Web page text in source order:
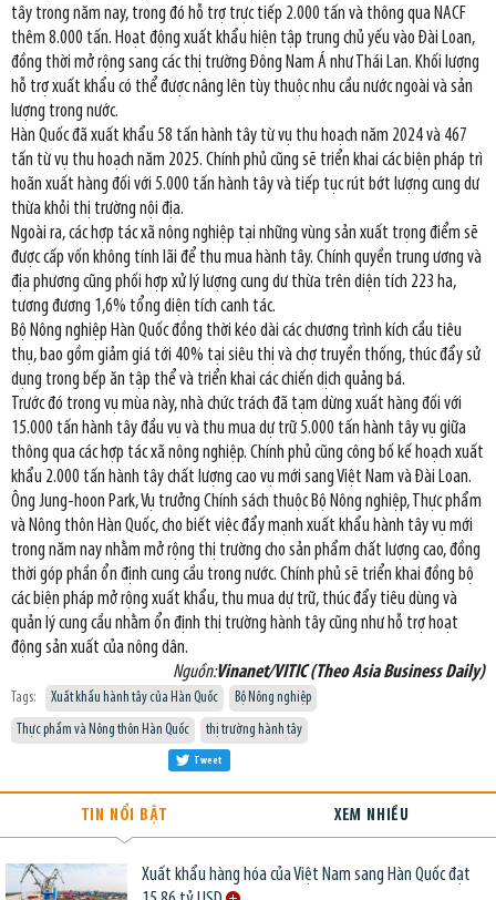
tây trong năm nay, trong đó hỗ trợ trực tiếp 2.000 tấn và thông qua NACF
thêm 8.000 tấn. Hoạt động xuất khẩu hiện tập trung chủ yếu vào Đài Loan,
đồng thời mở rộng sang các thị trường Đông Nam Á như Thái Lan. Khối lượng
hỗ trợ xuất khẩu có thể được nâng lên tùy thuộc nhu cầu nước ngoài và sản
lượng trong nước.
Hàn Quốc đã xuất khẩu 58 tấn hành tây từ vụ thu hoạch năm 2024 và 467
tấn từ vụ thu hoạch năm 2025. Chính phủ cũng sẽ triển khai các biện pháp trì
hoãn xuất hàng đối với 5.000 tấn hành tây và tiếp tục rút bớt lượng cung dư
thừa khỏi thị trường nội địa.
Ngoài ra, các hợp tác xã nông nghiệp tại những vùng sản xuất trọng điểm sẽ
được cấp vốn không tính lãi để thu mua hành tây. Chính quyền trung ương và
địa phương cũng phối hợp xử lý lượng cung dư thừa trên diện tích 223 ha,
tương đương 1,6% tổng diện tích canh tác.
Bộ Nông nghiệp Hàn Quốc đồng thời kéo dài các chương trình kích cầu tiêu
thụ, bao gồm giảm giá tới 40% tại siêu thị và chợ truyền thống, thúc đẩy sử
dụng trong bếp ăn tập thể và triển khai các chiến dịch quảng bá.
Trước đó trong vụ mùa này, nhà chức trách đã tạm dừng xuất hàng đối với
15.000 tấn hành tây đầu vụ và thu mua dự trữ 5.000 tấn hành tây vụ giữa
thông qua các hợp tác xã nông nghiệp. Chính phủ cũng công bố kế hoạch xuất
khẩu 2.000 tấn hành tây chất lượng cao vụ mới sang Việt Nam và Đài Loan.
Ông Jung-hoon Park, Vụ trưởng Chính sách thuộc Bộ Nông nghiệp, Thực phẩm
và Nông thôn Hàn Quốc, cho biết việc đẩy mạnh xuất khẩu hành tây vụ mới
trong năm nay nhằm mở rộng thị trường cho sản phẩm chất lượng cao, đồng
thời góp phần ổn định cung cầu trong nước. Chính phủ sẽ triển khai đồng bộ
các biện pháp mở rộng xuất khẩu, thu mua dự trữ, thúc đẩy tiêu dùng và
quản lý cung cầu nhằm ổn định thị trường hành tây cũng như hỗ trợ hoạt
động sản xuất của nông dân.
Nguồn:Vinanet/VITIC (Theo Asia Business Daily)
Tags: Xuất khẩu hành tây của Hàn Quốc
Bộ Nông nghiệp
Thực phẩm và Nông thôn Hàn Quốc
thị trường hành tây
Tweet
TIN NỔI BẬT XEM NHIỀU
Xuất khẩu hàng hóa của Việt Nam sang Hàn Quốc đạt